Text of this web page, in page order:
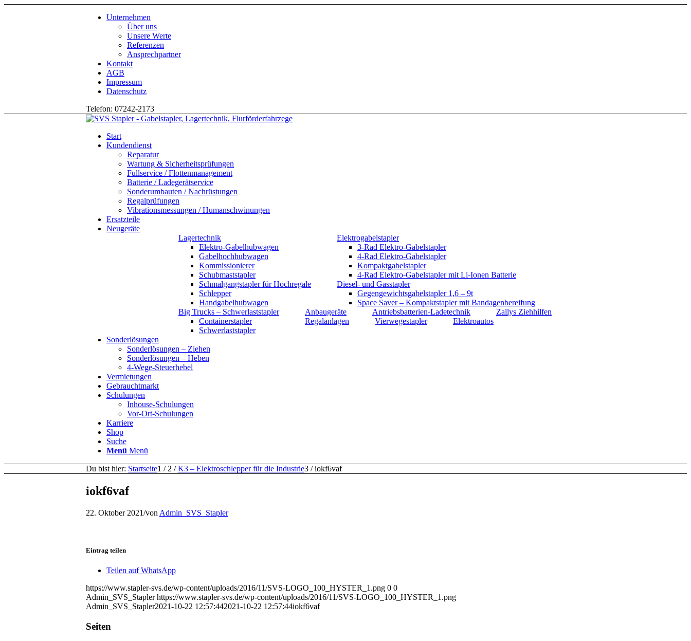
Unternehmen
Über uns
Unsere Werte
Referenzen
Ansprechpartner
Kontakt
AGB
Impressum
Datenschutz
Telefon: 07242-2173
Start
Kundendienst
Reparatur
Wartung & Sicherheitsprüfungen
Fullservice / Flottenmanagement
Batterie / Ladegerätservice
Sonderumbauten / Nachrüstungen
Regalprüfungen
Vibrationsmessungen / Humanschwinungen
Ersatzteile
Neugeräte
Lagertechnik
Elektro-Gabelhubwagen
Gabelhochhubwagen
Kommissionierer
Schubmaststapler
Schmalgangstapler für Hochregale
Schlepper
Handgabelhubwagen
Elektrogabelstapler
3-Rad Elektro-Gabelstapler
4-Rad Elektro-Gabelstapler
Kompaktgabelstapler
4-Rad Elektro-Gabelstapler mit Li-Ionen Batterie
Diesel- und Gasstapler
Gegengewichtsgabelstapler 1,6 – 9t
Space Saver – Kompaktstapler mit Bandagenbereifung
Big Trucks – Schwerlaststapler
Containerstapler
Schwerlaststapler
Anbaugeräte Antriebsbatterien-Ladetechnik
Zallys Ziehhilfen
Regalanlagen
Vierwegestapler Elektroautos
Sonderlösungen
Sonderlösungen – Ziehen
Sonderlösungen – Heben
4-Wege-Steuerhebel
Vermietungen
Gebrauchtmarkt
Schulungen
Inhouse-Schulungen
Vor-Ort-Schulungen
Karriere
Shop
Suche
Menü Menü
Du bist hier: Startseite1 / 2 / K3 – Elektroschlepper für die Industrie3 / iokf6vaf
iokf6vaf
22. Oktober 2021/von Admin_SVS_Stapler
Eintrag teilen
Teilen auf WhatsApp
https://www.stapler-svs.de/wp-content/uploads/2016/11/SVS-LOGO_100_HYSTER_1.png 0 0
Admin_SVS_Stapler https://www.stapler-svs.de/wp-content/uploads/2016/11/SVS-LOGO_100_HYSTER_1.png
Admin_SVS_Stapler2021-10-22 12:57:442021-10-22 12:57:44iokf6vaf
Seiten